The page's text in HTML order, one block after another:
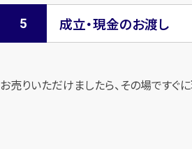
成立・現金のお渡し
お売りいただけましたら、その場ですぐ